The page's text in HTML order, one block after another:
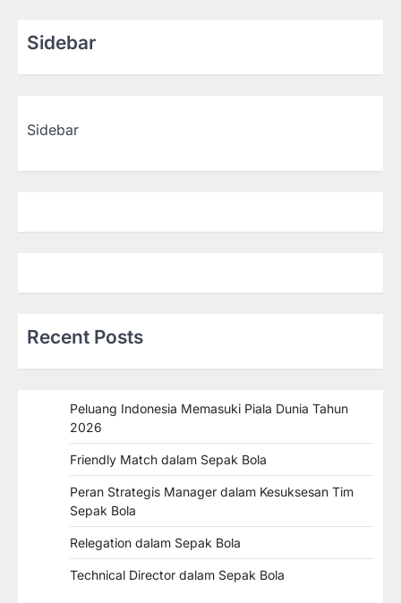
Sidebar
Sidebar
Recent Posts
Peluang Indonesia Memasuki Piala Dunia Tahun
2026
Friendly Match dalam Sepak Bola
Peran Strategis Manager dalam Kesuksesan Tim
Sepak Bola
Relegation dalam Sepak Bola
Technical Director dalam Sepak Bola